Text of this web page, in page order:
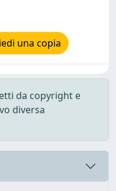
una copia
da copyright e
diversa